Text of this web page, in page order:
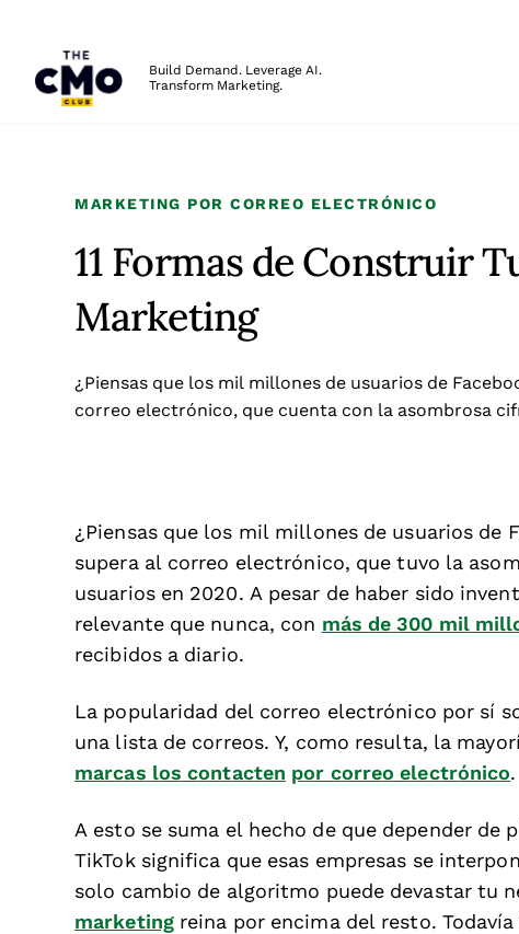
Build Demand. Leverage AI.
Transform Marketing.
MARKETING POR CORREO ELECTRÓNICO
11 Formas de Construir
Marketing
¿Piensas que los mil millones de usuarios de
correo electrónico, que cuenta con la asombrosa
¿Piensas que los mil millones de usuarios de
supera al correo electrónico, que tuvo la
usuarios en 2020. A pesar de haber sido
relevante que nunca, con más de 300 mil
recibidos a diario.
La popularidad del correo electrónico por sí
una lista de correos. Y, como resulta, la
marcas los contacten por correo electrónico.
A esto se suma el hecho de que depender de
TikTok significa que esas empresas se
solo cambio de algoritmo puede devastar tu
marketingreina por encima del resto.